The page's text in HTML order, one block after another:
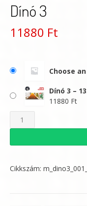
Dínó 3
11880 Ft
Choose
Dínó 3 –
11880 Ft
Dínó
3
mennyiség
Cikkszám: